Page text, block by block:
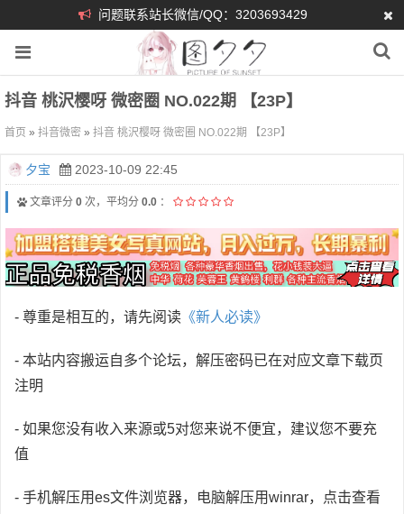
问题联系站长微信/QQ：3203693429
抖音 桃沢樱呀 微密圈 NO.022期 【23P】
首页 » 抖音微密 » 抖音 桃沢樱呀 微密圈 NO.022期 【23P】
夕宝 2023-10-09 22:45
文章评分 0 次，平均分 0.0 ：
- 尊重是相互的，请先阅读 《新人必读》
- 本站内容搬运自多个论坛，解压密码已在对应文章下载页
注明
- 如果您没有收入来源或5对您来说不便宜，建议您不要充
值
- 手机解压用es文件浏览器，电脑解压用winrar，点击查看